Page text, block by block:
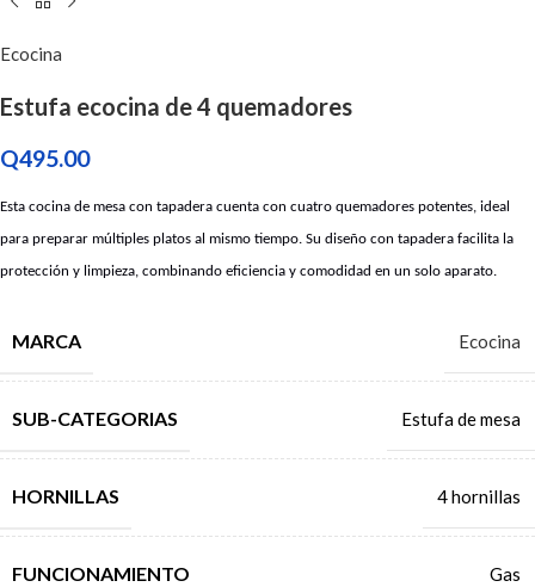
Ecocina
Estufa ecocina de 4 quemadores
Q495.00
Esta cocina de mesa con tapadera cuenta con cuatro quemadores potentes, ideal
para preparar múltiples platos al mismo tiempo. Su diseño con tapadera facilita la
protección y limpieza, combinando eficiencia y comodidad en un solo aparato.
MARCA Ecocina
SUB-CATEGORIAS Estufa de mesa
HORNILLAS 4 hornillas
FUNCIONAMIENTO Gas